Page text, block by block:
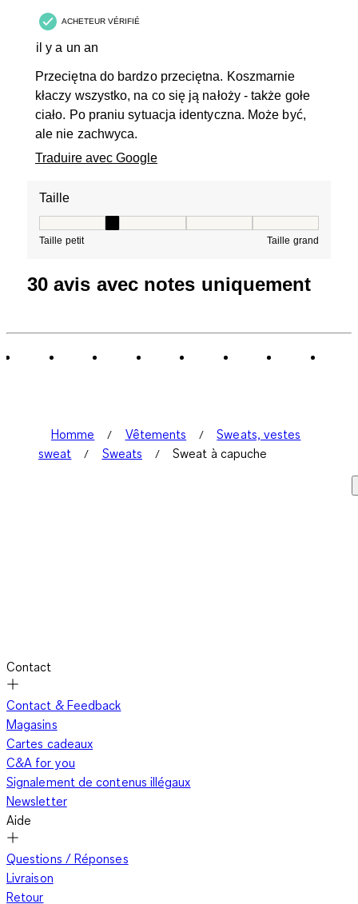
ACHETEUR VÉRIFIÉ
il y a un an
Przeciętna do bardzo przeciętna. Koszmarnie
kłaczy wszystko, na co się ją nałoży - także gołe
ciało. Po praniu sytuacja identyczna. Może być,
ale nie zachwyca.
Traduire avec Google
Taille
Taille petit Taille grand
30 avis avec notes uniquement
Homme Vêtements
Sweats, vestes
sweat
Sweats Sweat à capuche
Contact
Contact & Feedback
Magasins
Cartes cadeaux
C&A for you
Signalement de contenus illégaux
Newsletter
Aide
Questions / Réponses
Livraison
Retour